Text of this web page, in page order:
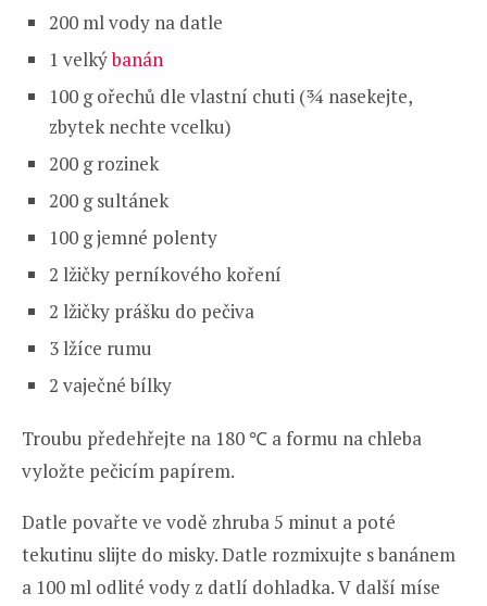
200 ml vody na datle
1 velkýbanán
100 g ořechů dle vlastní chuti (¾ nasekejte,
zbytek nechte vcelku)
200 g rozinek
200 g sultánek
100 g jemné polenty
2 lžičky perníkového koření
2 lžičky prášku do pečiva
3 lžíce rumu
2 vaječné bílky
Troubu předehřejte na 180 ℃ a formu na chleba
vyložte pečicím papírem.
Datle povařte ve vodě zhruba 5 minut a poté
tekutinu slijte do misky. Datle rozmixujte s banánem
a 100 ml odlité vody z datlí dohladka. V další míse